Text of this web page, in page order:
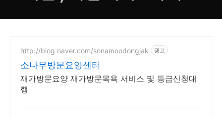
http://blog.naver.com/sonamoodongjak 광고
소나무방문요양센터
재가방문요양 재가방문목욕 서비스 및 등급신청대
행